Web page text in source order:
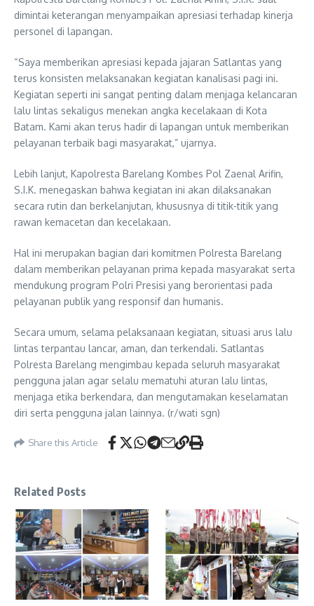
dimintai keterangan menyampaikan apresiasi terhadap kinerja
personel di lapangan.
“Saya memberikan apresiasi kepada jajaran Satlantas yang
terus konsisten melaksanakan kegiatan kanalisasi pagi ini.
Kegiatan seperti ini sangat penting dalam menjaga kelancaran
lalu lintas sekaligus menekan angka kecelakaan di Kota
Batam. Kami akan terus hadir di lapangan untuk memberikan
pelayanan terbaik bagi masyarakat,” ujarnya.
Lebih lanjut, Kapolresta Barelang Kombes Pol Zaenal Arifin,
S.I.K. menegaskan bahwa kegiatan ini akan dilaksanakan
secara rutin dan berkelanjutan, khususnya di titik-titik yang
rawan kemacetan dan kecelakaan.
Hal ini merupakan bagian dari komitmen Polresta Barelang
dalam memberikan pelayanan prima kepada masyarakat serta
mendukung program Polri Presisi yang berorientasi pada
pelayanan publik yang responsif dan humanis.
Secara umum, selama pelaksanaan kegiatan, situasi arus lalu
lintas terpantau lancar, aman, dan terkendali. Satlantas
Polresta Barelang mengimbau kepada seluruh masyarakat
pengguna jalan agar selalu mematuhi aturan lalu lintas,
menjaga etika berkendara, dan mengutamakan keselamatan
diri serta pengguna jalan lainnya. (r/wati sgn)
Share this Article
Related Posts